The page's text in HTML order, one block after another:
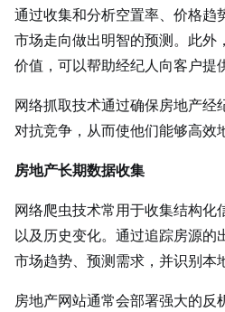
通过收集和分析空置率、价格趋
市场走向做出明智的预测。此外
价值，可以帮助经纪人向客户提
网络抓取技术通过确保房地产
对抗竞争，从而使他们能够高效
房地产长期数据收集
网络爬虫技术常用于收集结构
以及历史变化。通过追踪房源
市场趋势、预测需求，并识别本
房地产网站通常会部署强大的